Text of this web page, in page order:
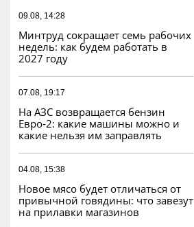
09.08, 14:28
Минтруд сокращает семь рабочих
недель: как будем работать в
2027 году
07.08, 19:17
На АЗС возвращается бензин
Евро‑2: какие машины можно и
какие нельзя им заправлять
04.08, 15:38
Новое мясо будет отличаться от
привычной говядины: что завезут
на прилавки магазинов